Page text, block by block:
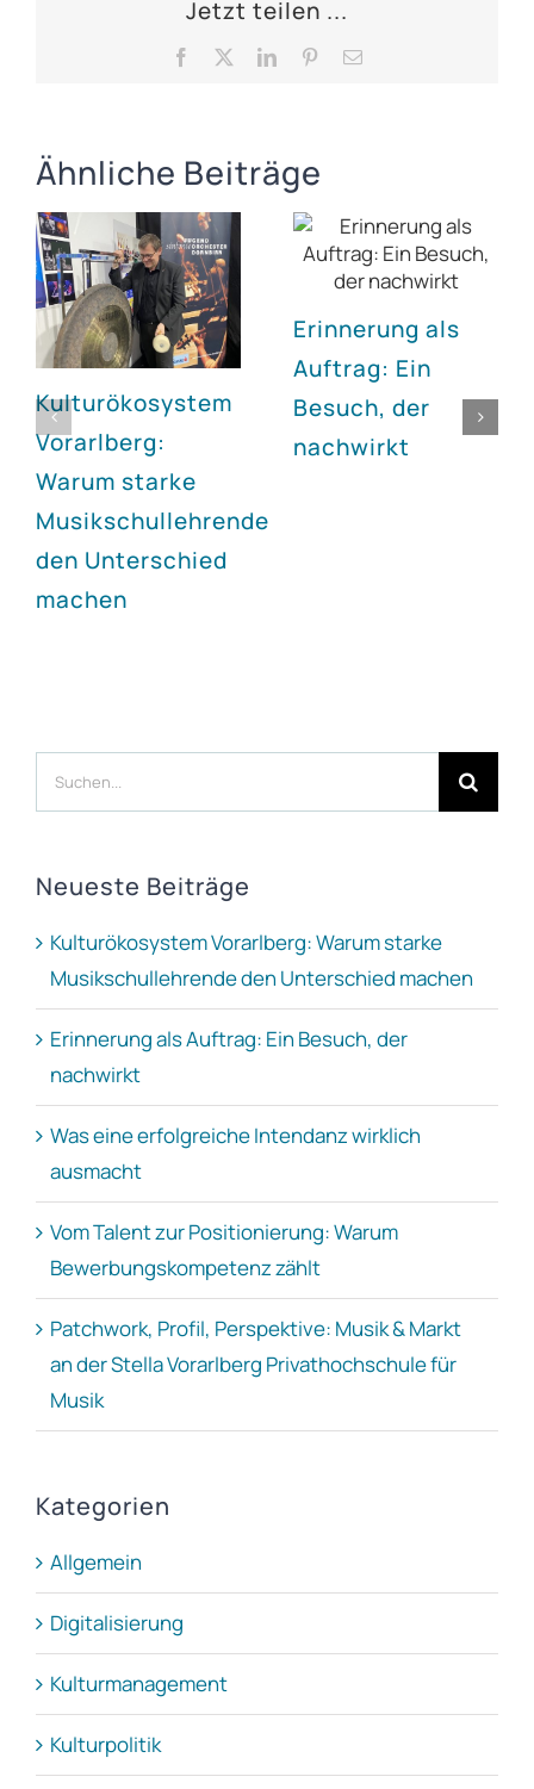
Jetzt teilen ...
Facebook LinkedInPinterest
E-
Ähnliche Beiträge
Kulturökosystem
Vorarlberg:
Warum starke
Musikschullehrende
den Unterschied
machen
Erinnerung als
Auftrag: Ein
Besuch, der
nachwirkt
nach:
Neueste Beiträge
Kulturökosystem Vorarlberg: Warum starke
Musikschullehrende den Unterschied machen
Erinnerung als Auftrag: Ein Besuch, der
nachwirkt
Was eine erfolgreiche Intendanz wirklich
ausmacht
Vom Talent zur Positionierung: Warum
Bewerbungskompetenz zählt
Patchwork, Profil, Perspektive: Musik & Markt
an der Stella Vorarlberg Privathochschule für
Musik
Kategorien
Allgemein
Digitalisierung
Kulturmanagement
Kulturpolitik